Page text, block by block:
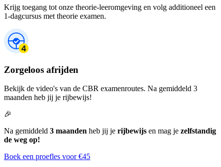
Krijg toegang tot onze theorie-leeromgeving en volg additioneel een
1-dagcursus met theorie examen.
Zorgeloos afrijden
Bekijk de video's van de CBR examenroutes. Na gemiddeld 3
maanden heb jij je rijbewijs!
🎉
Na gemiddeld 3 maanden heb jij je rijbewijs en mag je zelfstandig
de weg op!
Boek een proefles voor €45